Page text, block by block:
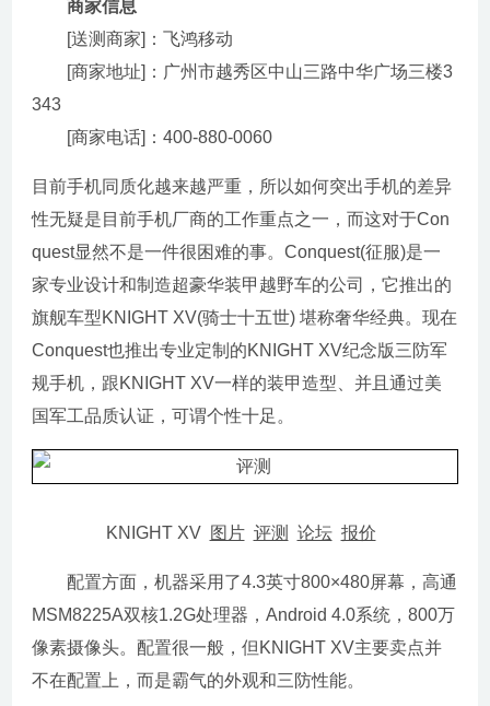
商家信息
[送测商家]：飞鸿移动
[商家地址]：广州市越秀区中山三路中华广场三楼3
343
[商家电话]：400-880-0060
目前手机同质化越来越严重，所以如何突出手机的差异
性无疑是目前手机厂商的工作重点之一，而这对于Con
quest显然不是一件很困难的事。Conquest(征服)是一
家专业设计和制造超豪华装甲越野车的公司，它推出的
旗舰车型KNIGHT XV(骑士十五世) 堪称奢华经典。现在
Conquest也推出专业定制的KNIGHT XV纪念版三防军
规手机，跟KNIGHT XV一样的装甲造型、并且通过美
国军工品质认证，可谓个性十足。
KNIGHT XV 图片 评测 论坛 报价
配置方面，机器采用了4.3英寸800×480屏幕，高通
MSM8225A双核1.2G处理器，Android 4.0系统，800万
像素摄像头。配置很一般，但KNIGHT XV主要卖点并
不在配置上，而是霸气的外观和三防性能。